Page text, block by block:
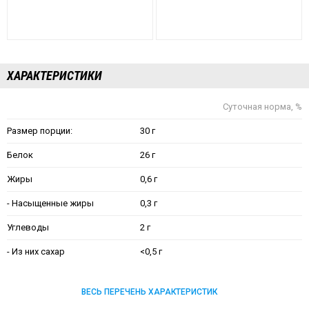
ХАРАКТЕРИСТИКИ
Суточная норма, %
Размер порции: 30 г
Белок 26 г
Жиры 0,6 г
- Насыщенные жиры 0,3 г
Углеводы 2 г
- Из них сахар <0,5 г
ВЕСЬ ПЕРЕЧЕНЬ ХАРАКТЕРИСТИК